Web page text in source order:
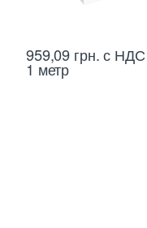
959,09 грн.с НДС
1 метр